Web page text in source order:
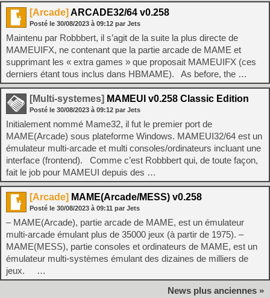
[Arcade] ARCADE32/64 v0.258
Posté le 30/08/2023 à 09:12 par Jets
Maintenu par Robbbert, il s’agit de la suite la plus directe de
MAMEUIFX, ne contenant que la partie arcade de MAME et
supprimant les « extra games » que proposait MAMEUIFX (ces
derniers étant tous inclus dans HBMAME). As before, the …
[Multi-systemes] MAMEUI v0.258 Classic Edition
Posté le 30/08/2023 à 09:12 par Jets
Initialement nommé Mame32, il fut le premier port de
MAME(Arcade) sous plateforme Windows. MAMEUI32/64 est un
émulateur multi-arcade et multi consoles/ordinateurs incluant une
interface (frontend). Comme c’est Robbbert qui, de toute façon,
fait le job pour MAMEUI depuis des …
[Arcade] MAME(Arcade/MESS) v0.258
Posté le 30/08/2023 à 09:11 par Jets
– MAME(Arcade), partie arcade de MAME, est un émulateur
multi-arcade émulant plus de 35000 jeux (à partir de 1975). –
MAME(MESS), partie consoles et ordinateurs de MAME, est un
émulateur multi-systèmes émulant des dizaines de milliers de
jeux. …
News plus anciennes »